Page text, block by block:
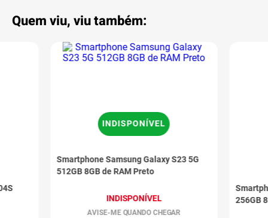
Quem viu, viu também:
Smartphone Samsung Galaxy S23 5G
512GB 8GB de RAM Preto
INDISPONÍVEL
AVISE-ME QUANDO CHEGAR
INDISPONÍVEL
256GB